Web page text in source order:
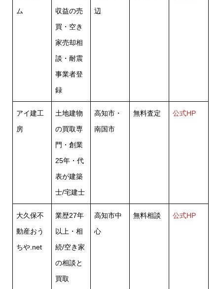
ム
収益の売
買・空き
家売却相
談・耐震
事業者登
録
辺
アイ建工
房
土地建物
の買取専
門・創業
25年・代
表が建築
士/宅建士
高知市・
南国市
無料査定 公式HP
大久保不
動産おう
ちや.net
業歴27年
以上・相
続/空き家
の相談と
買取
高知市中
心
無料相談 公式HP